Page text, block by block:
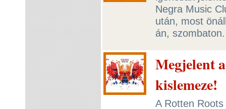
Negra Music
után, most
án,
Megjelent
kislemeze!
A Rotten